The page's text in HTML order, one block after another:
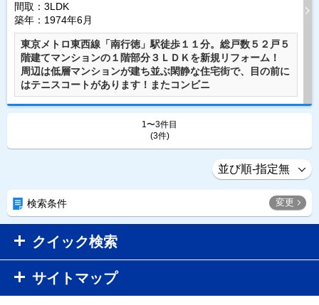
間取：3LDK
築年：1974年6月
東京メトロ東西線「南行徳」駅徒歩１１分。総戸数５２戸５
階建てマンションの１階部分３ＬＤＫを新規リフォーム！
周辺は低層マンションが建ち並ぶ閑静な住宅街で、目の前に
はテニスコートがあります！またコンビニ
1〜3件目
(3件)
検索条件 変更
クイック検索
サイトマップ